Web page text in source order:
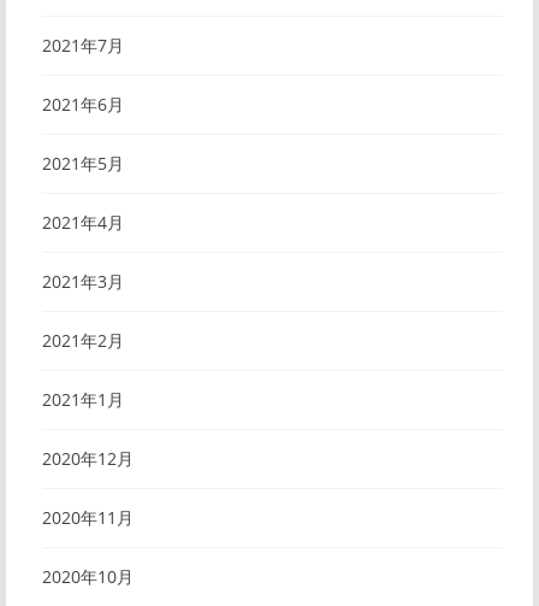
2021年7月
2021年6月
2021年5月
2021年4月
2021年3月
2021年2月
2021年1月
2020年12月
2020年11月
2020年10月